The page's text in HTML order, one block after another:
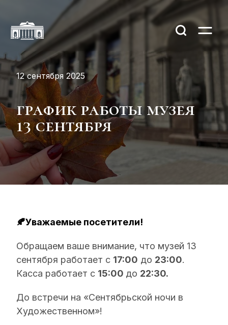
12 сентября 2025
график работы музея
13 сентября
🍂Уважаемые посетители!
Обращаем ваше внимание, что музей 13
сентября работает с 17:00 до 23:00.
Касса работает с 15:00 до 22:30.
До встречи на «Сентябрьской ночи в
Художественном»!